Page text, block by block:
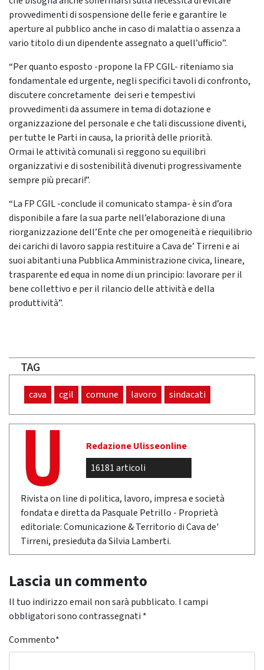
provvedimenti di sospensione delle ferie e garantire le
aperture al pubblico anche in caso di malattia o assenza a
vario titolo di un dipendente assegnato a quell’ufficio”.
“Per quanto esposto -propone la FP CGIL- riteniamo sia
fondamentale ed urgente, negli specifici tavoli di confronto,
discutere concretamente dei seri e tempestivi
provvedimenti da assumere in tema di dotazione e
organizzazione del personale e che tali discussione diventi,
per tutte le Parti in causa, la priorità delle priorità.
Ormai le attività comunali si reggono su equilibri
organizzativi e di sostenibilità divenuti progressivamente
sempre più precari!”.
“La FP CGIL -conclude il comunicato stampa- è sin d’ora
disponibile a fare la sua parte nell’elaborazione di una
riorganizzazione dell’Ente che per omogeneità e riequilibrio
dei carichi di lavoro sappia restituire a Cava de’ Tirreni e ai
suoi abitanti una Pubblica Amministrazione civica, lineare,
trasparente ed equa in nome di un principio: lavorare per il
bene collettivo e per il rilancio delle attività e della
produttività”.
TAG
cava cgil comune lavoro sindacati
Redazione Ulisseonline
16181 articoli
Rivista on line di politica, lavoro, impresa e società
fondata e diretta da Pasquale Petrillo - Proprietà
editoriale: Comunicazione & Territorio di Cava de'
Tirreni, presieduta da Silvia Lamberti.
Lascia un commento
Il tuo indirizzo email non sarà pubblicato. I campi
obbligatori sono contrassegnati *
Commento*